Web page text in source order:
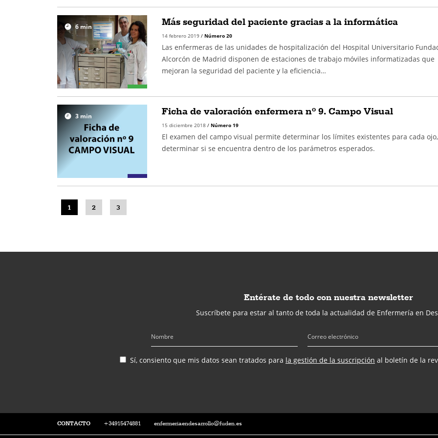
6min Más seguridad del paciente gracias a la informática
14 febrero 2019 / Número 20
Las enfermeras de las unidades de hospitalización del Hospital Universitario
Alcorcón de Madrid disponen de estaciones de trabajo móviles informatizadas que
mejoran la seguridad del paciente y la eficiencia…
3min Ficha de valoración enfermera nº 9. Campo Visual
15 diciembre 2018 / Número 19
El examen del campo visual permite determinar los límites existentes para cada
determinar si se encuentra dentro de los parámetros esperados.
1 2 3
Entérate de todo con nuestra newsletter
Suscríbete para estar al tanto de toda la actualidad de Enfermería en
Sí, consiento que mis datos sean tratados para la gestión de la suscripción al boletín de la
CONTACTO +34915474881 enfermeriaendesarrollo@fuden.es